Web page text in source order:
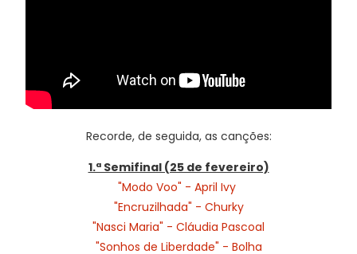
Recorde, de seguida, as canções:
1.ª Semifinal (25 de fevereiro)
"Modo Voo" - April Ivy
"Encruzilhada" - Churky
"Nasci Maria" - Cláudia Pascoal
"Sonhos de Liberdade" - Bolha